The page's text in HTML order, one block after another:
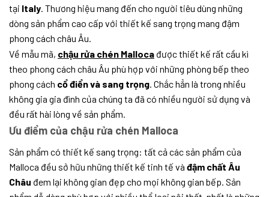
tại Italy. Thương hiệu mang đến cho người tiêu dùng những
dòng sản phẩm cao cấp với thiết kế sang trọng mang đậm
phong cách châu Âu.
Về mẫu mã, chậu rửa chén Malloca được thiết kế rất cầu kì
theo phong cách châu Âu phù hợp với những phòng bếp theo
phong cách cổ điển và sang trọng. Chắc hẳn là trong nhiều
không gia gia đình của chúng ta đã có nhiều người sử dụng và
đều rất hài lòng về sản phẩm.
Ưu điểm của chậu rửa chén Malloca
Sản phẩm có thiết kế sang trọng: tất cả các sản phẩm của
Malloca đều sở hữu những thiết kế tinh tế và đậm chất Âu
Châu đem lại không gian đẹp cho mọi không gian bếp. Sản